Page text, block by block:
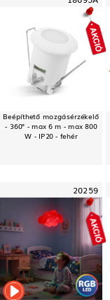
Beépíthető mozgásérzékelő
- 360° - max 6 m - max 800
W - IP20 - fehér
20259